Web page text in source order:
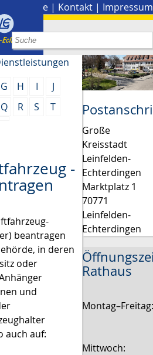
Presse | Kontakt | Impressum
G H I
J
Q R S
T
-
beantragen
in deren
oder
und
auch auf:
Große
Kreisstadt
Leinfelden-
Echterdingen
Marktplatz 1
70771
Leinfelden-
Echterdingen
Rathaus
Mittwoch: